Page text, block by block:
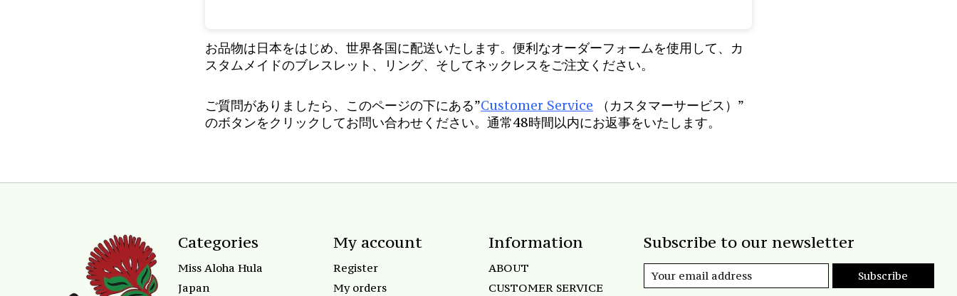
お品物は日本をはじめ、世界各国に配送いたします。便利なオーダーフォームを使用して、カ
スタムメイドのブレスレット、リング、そしてネックレスをご注文ください。
ご質問がありましたら、このページの下にある”Customer Service （カスタマーサービス）”
のボタンをクリックしてお問い合わせください。通常48時間以内にお返事をいたします。
Categories
Miss Aloha Hula
Japan
My account
Register
My orders
Information
ABOUT
CUSTOMER SERVICE
Subscribe to our newsletter
Subscribe